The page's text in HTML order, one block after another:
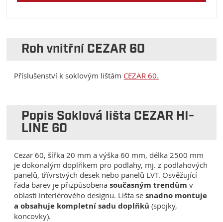
Roh vnitřní CEZAR 60
Příslušenství k soklovým lištám CEZAR 60.
Popis Soklová lišta CEZAR HI-
LINE 60
Cezar 60, šířka 20 mm a výška 60 mm, délka 2500 mm
je dokonalým doplňkem pro podlahy, mj. z podlahových
panelů, třívrstvých desek nebo panelů LVT. Osvěžující
řada barev je přizpůsobenasoučasným trendům v
oblasti interiérového designu. Lišta sesnadno montuje
a obsahuje kompletní sadu doplňků (spojky,
koncovky).